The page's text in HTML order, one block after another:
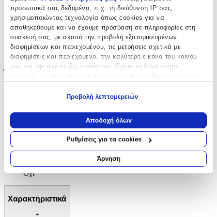
προσωπικά σας δεδομένα, π.χ. τη διεύθυνση IP σας,
χρησιμοποιώντας τεχνολογία όπως cookies για να
αποθηκεύουμε και να έχουμε πρόσβαση σε πληροφορίες στη
συσκευή σας, με σκοπό την προβολή εξατομικευμένων
διαφημίσεων και περιεχομένου, τις μετρήσεις σχετικά με
διαφημίσεις και περιεχόμενο, την καλύτερη εικόνα του κοινού
μας και την ανάπτυξη προϊόντων. Έχετε τη δυνατότητα
Να συλλέξουμε πληροφορίες σχετικά με τη γεωγραφική
σας τοποθεσία, οι οποίες μπορεί να είναι ακριβείς σε
απόσταση μερικών μέτρων
Να αναγνωρίσουμε τη συσκευή σας σαρώνοντας ενεργά
για συγκεκριμένα χαρακτηριστικά (δακτυλικό αποτύπωμα)
Μάθετε περισσότερα σχετικά με τον τρόπο επεξεργασίας των
προσωπικών σας δεδομένων και καθορίστε τις προτιμήσεις σας
στηνενότητα “Λεπτομέρειες”
ανακαλέσετε τη συγκατάθεσή σας ανά πάσα στιγμή από τη
Δήλωση Cookies.
Προβολή λεπτομερειών
Αποδοχή όλων
Ρυθμίσεις για τα cookies
Άρνηση
Επιχρυσωμένα
Όχι
Σετ:
Όχι
Έξτρα Χαρακτηριστικά
Σχέδιο
Clip
Όχι
Χαρακτηριστικά
+